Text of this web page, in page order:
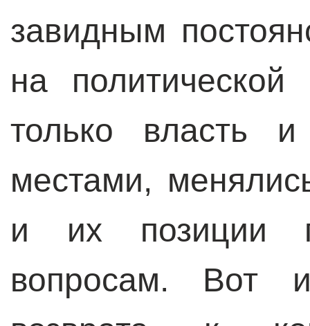
завидным
на
только власть
местами,
и их позиции
вопросам. Вот